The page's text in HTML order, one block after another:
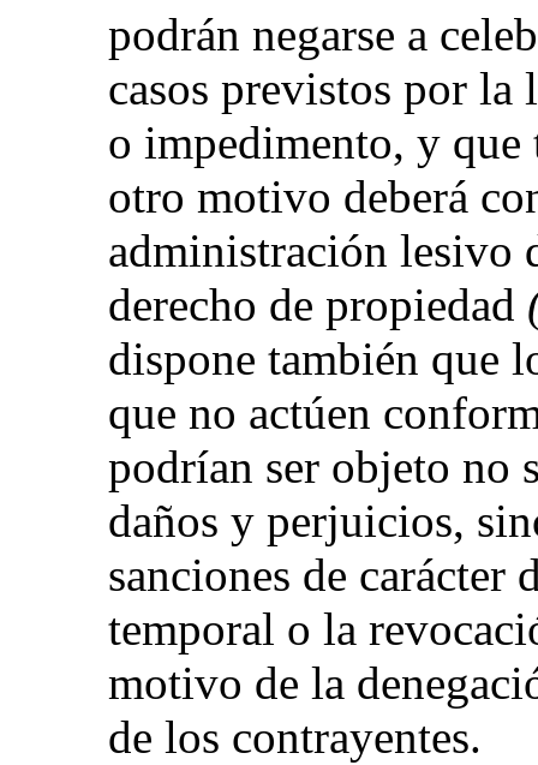
podrán negarse a
casos previstos por la
o impedimento, y que
otro motivo deberá
administración lesivo
derecho de propiedad
dispone también que
que no actúen
podrían ser objeto no
daños y perjuicios,
sanciones de
temporal o la
motivo de la
de los contrayentes.